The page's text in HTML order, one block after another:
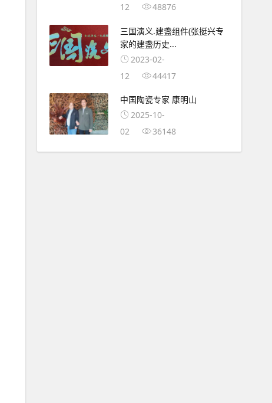
12
48876
三国演义.建盏组件(张挺兴专
家的建盏历史...
2023-02-
12
44417
中国陶瓷专家 康明山
2025-10-
02
36148